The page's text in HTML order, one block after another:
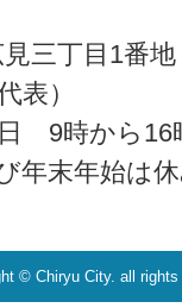
三丁目1番地
表）
9時から16
年末年始は
© Chiryu City. all rights